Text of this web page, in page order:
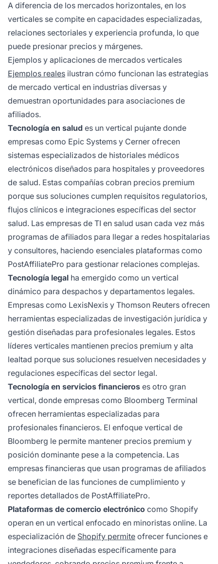
A diferencia de los mercados horizontales, en los
verticales se compite en capacidades especializadas,
relaciones sectoriales y experiencia profunda, lo que
puede presionar precios y márgenes.
Ejemplos y aplicaciones de mercados verticales
Ejemplos reales ilustran cómo funcionan las estrategias
de mercado vertical en industrias diversas y
demuestran oportunidades para asociaciones de
afiliados.
Tecnología en salud es un vertical pujante donde
empresas como Epic Systems y Cerner ofrecen
sistemas especializados de historiales médicos
electrónicos diseñados para hospitales y proveedores
de salud. Estas compañías cobran precios premium
porque sus soluciones cumplen requisitos regulatorios,
flujos clínicos e integraciones específicas del sector
salud. Las empresas de TI en salud usan cada vez más
programas de afiliados para llegar a redes hospitalarias
y consultores, haciendo esenciales plataformas como
PostAffiliatePro para gestionar relaciones complejas.
Tecnología legal ha emergido como un vertical
dinámico para despachos y departamentos legales.
Empresas como LexisNexis y Thomson Reuters ofrecen
herramientas especializadas de investigación jurídica y
gestión diseñadas para profesionales legales. Estos
líderes verticales mantienen precios premium y alta
lealtad porque sus soluciones resuelven necesidades y
regulaciones específicas del sector legal.
Tecnología en servicios financieros es otro gran
vertical, donde empresas como Bloomberg Terminal
ofrecen herramientas especializadas para
profesionales financieros. El enfoque vertical de
Bloomberg le permite mantener precios premium y
posición dominante pese a la competencia. Las
empresas financieras que usan programas de afiliados
se benefician de las funciones de cumplimiento y
reportes detallados de PostAffiliatePro.
Plataformas de comercio electrónico como Shopify
operan en un vertical enfocado en minoristas online. La
especialización de Shopify permite ofrecer funciones e
integraciones diseñadas específicamente para